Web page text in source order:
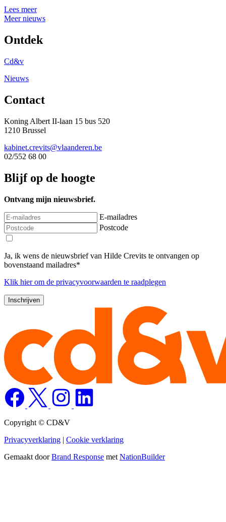
Lees meer
Meer nieuws
Ontdek
Cd&v
Nieuws
Contact
Koning Albert II-laan 15 bus 520
1210 Brussel
kabinet.crevits@vlaanderen.be
02/552 68 00
Blijf op de hoogte
Ontvang mijn nieuwsbrief.
E-mailadres
Postcode
Ja, ik wens de nieuwsbrief van Hilde Crevits te ontvangen op
bovenstaand mailadres*
Klik hierom de privacyvoorwaarden te raadplegen
Copyright © CD&V
Privacyverklaring | Cookie verklaring
Gemaakt doorBrand Response met NationBuilder